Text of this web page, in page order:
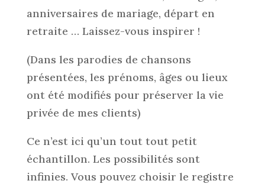
anniversaires de mariage, départ en
retraite … Laissez-vous inspirer !
(Dans les parodies de chansons
présentées, les prénoms, âges ou lieux
ont été modifiés pour préserver la vie
privée de mes clients)
Ce n’est ici qu’un tout tout petit
échantillon. Les possibilités sont
infinies. Vous pouvez choisir le registre